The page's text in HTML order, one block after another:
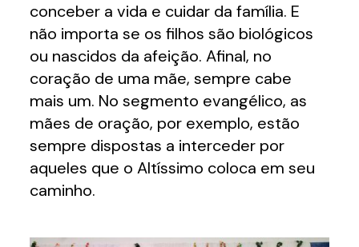
conceber a vida e cuidar da família. E
não importa se os filhos são biológicos
ou nascidos da afeição. Afinal, no
coração de uma mãe, sempre cabe
mais um. No segmento evangélico, as
mães de oração, por exemplo, estão
sempre dispostas a interceder por
aqueles que o Altíssimo coloca em seu
caminho.